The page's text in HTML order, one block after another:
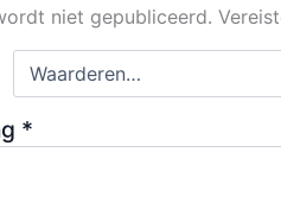
niet gepubliceerd.
*